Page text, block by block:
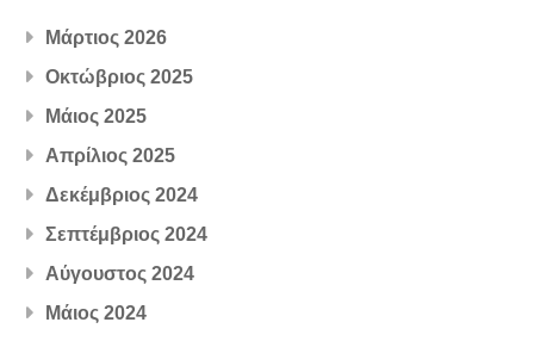
Μάρτιος 2026
Οκτώβριος 2025
Μάιος 2025
Απρίλιος 2025
Δεκέμβριος 2024
Σεπτέμβριος 2024
Αύγουστος 2024
Μάιος 2024